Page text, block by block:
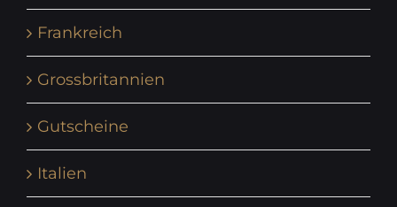
Frankreich
Grossbritannien
Gutscheine
Italien